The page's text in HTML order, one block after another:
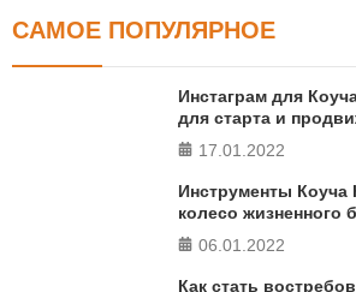
Тест FERMI
в 5 главных сферах
САМОЕ ПОПУЛЯРНОЕ
Инстаграм для
для старта и
17.01.2022
Инструменты Коуча
колесо жизненного
06.01.2022
Как стать